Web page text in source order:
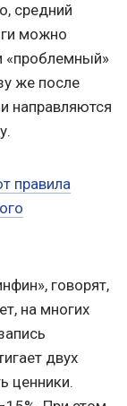
средний
можно
«проблемный»
же после
направляются
правила
говорят,
на многих
двух
ценники.